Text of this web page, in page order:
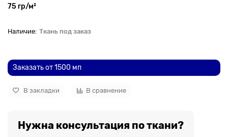
75 гр/м²
Ткань под заказ
Заказать от 1500 мп
В закладки В сравнение
Нужна консультация по ткани?